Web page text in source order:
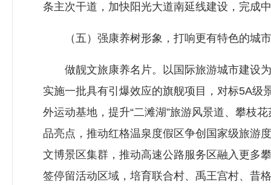
条主次干道，加快阳光大道南延线建设，完成
（五）强康养树形象，打响更有特色的城
做靓文旅康养名片。以国际旅游城市建设为
实施一批具有引爆效应的旗舰项目，对标5A级
外运动基地，提升“二滩湖”旅游风景道、攀枝
品亮点，推动红格温泉度假区争创国家级旅游
文博景区集群，推动高速公路服务区融入更多
签停留活动区域，培育联合村、禹王宫村、昔